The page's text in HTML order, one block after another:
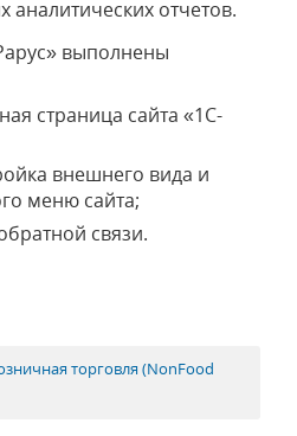
аналитических отчетов.
выполнены
страница сайта «1С-
внешнего вида и
меню сайта;
связи.
торговля (NonFood